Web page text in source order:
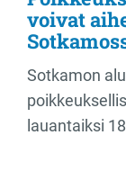
voivat
Sotkamon
lauantaiksi